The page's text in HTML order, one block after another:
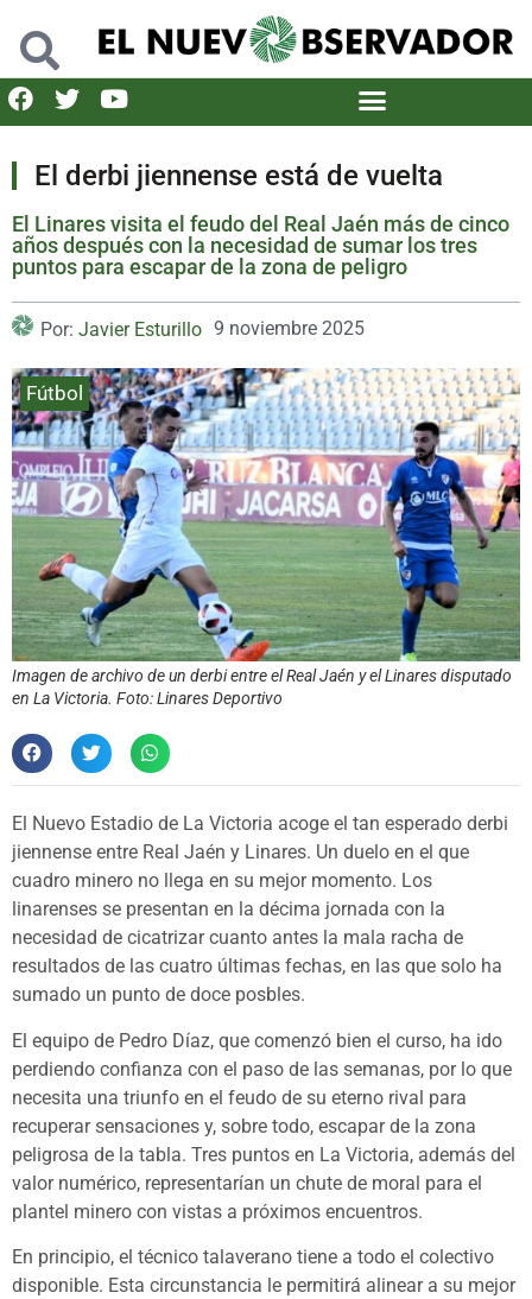
El derbi jiennense está de vuelta
El Linares visita el feudo del Real Jaén más de cinco
años después con la necesidad de sumar los tres
puntos para escapar de la zona de peligro
Por: Javier Esturillo 9 noviembre 2025
Fútbol
Imagen de archivo de un derbi entre el Real Jaén y el Linares disputado
en La Victoria. Foto: Linares Deportivo
El Nuevo Estadio de La Victoria acoge el tan esperado derbi
jiennense entre Real Jaén y Linares. Un duelo en el que
cuadro minero no llega en su mejor momento. Los
linarenses se presentan en la décima jornada con la
necesidad de cicatrizar cuanto antes la mala racha de
resultados de las cuatro últimas fechas, en las que solo ha
sumado un punto de doce posbles.
El equipo de Pedro Díaz, que comenzó bien el curso, ha ido
perdiendo confianza con el paso de las semanas, por lo que
necesita una triunfo en el feudo de su eterno rival para
recuperar sensaciones y, sobre todo, escapar de la zona
peligrosa de la tabla. Tres puntos en La Victoria, además del
valor numérico, representarían un chute de moral para el
plantel minero con vistas a próximos encuentros.
En principio, el técnico talaverano tiene a todo el colectivo
disponible. Esta circunstancia le permitirá alinear a su mejor